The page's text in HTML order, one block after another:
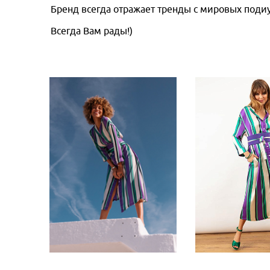
Бренд всегда отражает тренды с мировых
Всегда Вам рады!)